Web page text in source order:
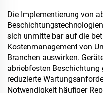
Kaffee, Nüssen,
Schokolade, Gebäck und
Gewürzen
Die Implementierung von
sich unmittelbar auf die
Kostenmanagement von
Branchen auswirken.
abriebfesten Beschichtung
reduzierte
Notwendigkeit häufiger